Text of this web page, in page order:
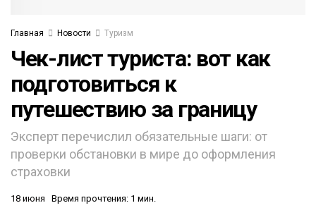
Главная Новости Туризм
Чек-лист туриста: вот как
подготовиться к
путешествию за границу
Эксперт перечислил обязательные шаги: от
проверки обстановки в мире до оформления
страховки
18 июня Время прочтения: 1 мин.